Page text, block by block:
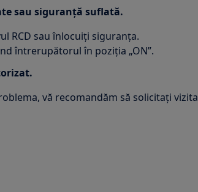
sau siguranță suflată.
RCD sau înlocuiți siguranța.
întrerupătorul în poziția „ON”.
vă recomandăm să solicitați vizita